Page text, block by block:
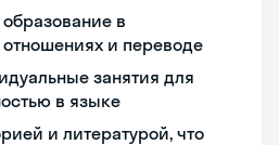
в
и переводе
занятия для
в языке
и литературой, что